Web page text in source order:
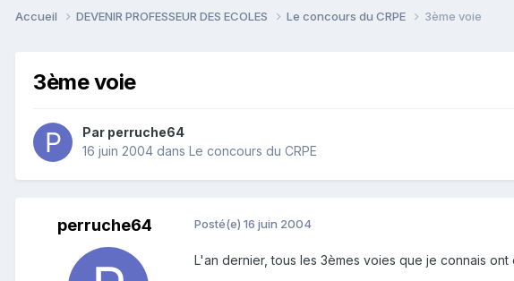
Accueil DEVENIR PROFESSEUR DES ECOLES Le concours du CRPE 3ème voie
3ème voie
Par perruche64
16 juin 2004 dans Le concours du CRPE
perruche64 Posté(e) 16 juin 2004
L'an dernier, tous les 3èmes voies que je connais